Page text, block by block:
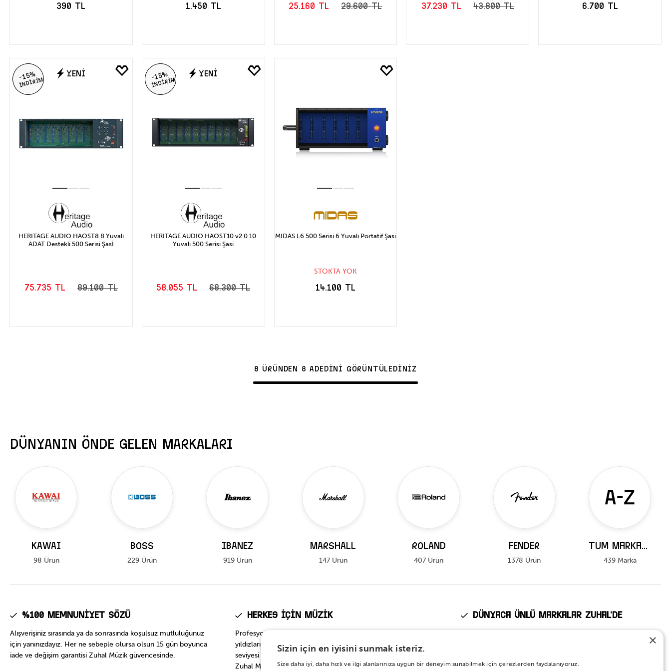
390 TL
SEPETE EKLE
1.450 TL
SEPETE EKLE
25.160 TL 29.600 TL
SEPETE EKLE
37.230 TL 43.800 TL 6.700 TL
-15%
İNDİRİM
YENİ
HERITAGE AUDIO HAOST8 8 Yuvalı
ADAT Destekli 500 Serisi Şasİ
75.735 TL 89.100 TL
-15%
İNDİRİM
YENİ
HERITAGE AUDIO HAOST10 v2.0 10
Yuvalı 500 Serisi Şasi
58.055 TL 68.300 TL
MIDAS L6 500 Serisi 6 Yuvalı Portatif Şasi
STOKTA YOK
14.100 TL
8 ÜRÜNDEN 8 ADEDİNİ GÖRÜNTÜLEDİNİZ
DÜNYANIN ÖNDE GELEN MARKALARI
KAWAI
98 Ürün
BOSS
229 Ürün
IBANEZ
919 Ürün
MARSHALL
147 Ürün
ROLAND
407 Ürün
FENDER
1378 Ürün
Tüm Markalar
439 Marka
%100 Memnuniyet Sözü
Alışverişiniz sırasında ya da sonrasında koşulsuz mutluluğunuz
için yanınızdayız. Her ne sebeple olursa olsun 15 gün boyunca
iade ve değişim garantisi Zuhal Müzik güvencesinde.
Herkes için Müzik
Profesyonel seviyeden başlangıç seviyesine, müzik dünyasının
yıldızlarının tercih ettiği en prestijli modellerden başlangıç
seviyesi için en doğru seçeneklere… Onbinlerce enstrüman
Zuhal Müzik’te.
Dünyaca Ünlü Markalar Zuhal’de
prestijli markalarının Türkiye’deki tek yetkili distribütörü Zuhal×
Sizin için en iyisini sunmak isteriz.
Size daha iyi, daha hızlı ve ilgi alanlarınıza uygun bir deneyim sunabilmek için çerezlerden faydalanıyoruz.